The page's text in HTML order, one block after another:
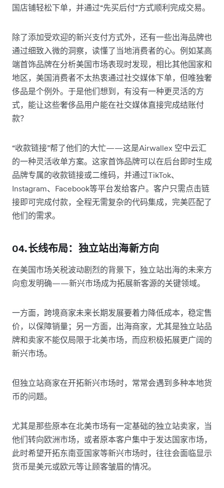
国店铺轻松下单，并通过“先买后付”方式顺利完成交易。
除了添加受欢迎的新兴支付方式外，还有一些出海品牌也
通过细致入微的洞察，读懂了当地消费者的心。例如某高
端首饰品牌在分析美国市场表现时发现，相比其他国家和
地区，美国消费者不太热衷通过社交媒体下单，但唯独奢
侈品是个例外。于是他们想到，有没有一种更灵活的方
式，能让这些奢侈品用户能在社交媒体直接完成结账付
款？
“收款链接”帮了他们的大忙——这是Airwallex 空中云汇
的一种灵活收单方案。这家首饰品牌可以在后台即时生成
品牌专属的收款链接或二维码，并通过TikTok、
Instagram、Facebook等平台发给客户。客户只需点击链
接即可完成付款，全程无需复杂的代码集成，完美匹配了
他们的需求。
04.长线布局：独立站出海新方向
在美国市场关税波动剧烈的背景下，独立站出海的未来方
向愈发明确——新兴市场成为拓展新客源的关键领域。
一方面，跨境商家未来长期发展要着力降低成本，稳定售
价，以保障销量；另一方面，出海商家，尤其是独立站品
牌和卖家不能仅局限于北美市场，而应积极拓展更广阔的
新兴市场。
但独立站商家在开拓新兴市场时，常常会遇到多种本地货
币的问题。
尤其是那些原本在北美市场有一定基础的独立站卖家，当
他们转向欧洲市场，或者原本客户集中于发达国家市场，
此时希望开拓东南亚国家等新兴市场时，往往会面临显示
货币是美元或欧元等让顾客皱眉的情况。